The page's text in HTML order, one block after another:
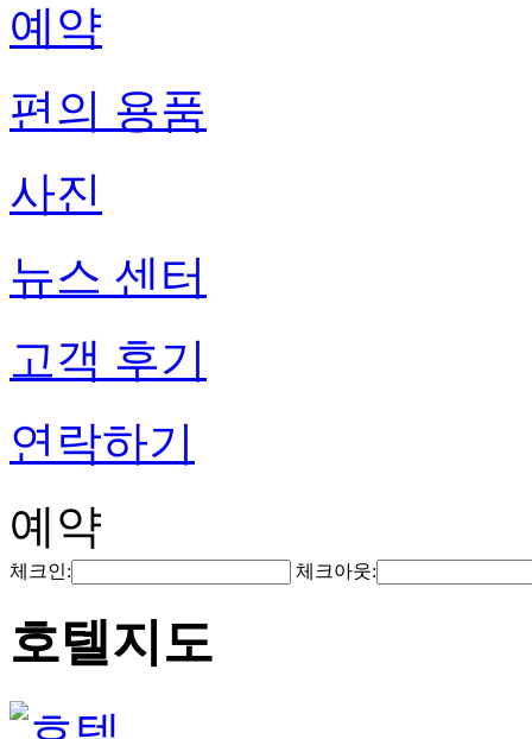
예약
편의 용품
사진
뉴스 센터
고객 후기
연락하기
예약
체크인: 체크아웃:
호텔지도